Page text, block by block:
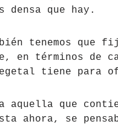
densa que hay.
tenemos que
en términos de
tiene para
aquella que
ahora, se